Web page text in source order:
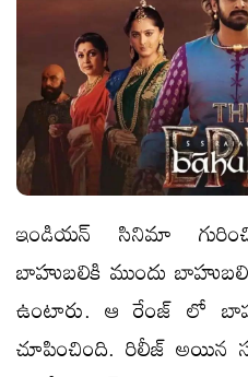
ఇండియన్ సినిమా
బాహుబలికి ముందు
ఉంటారు. ఆ రేంజ్ లో
చూపించింది. రిలీజ్